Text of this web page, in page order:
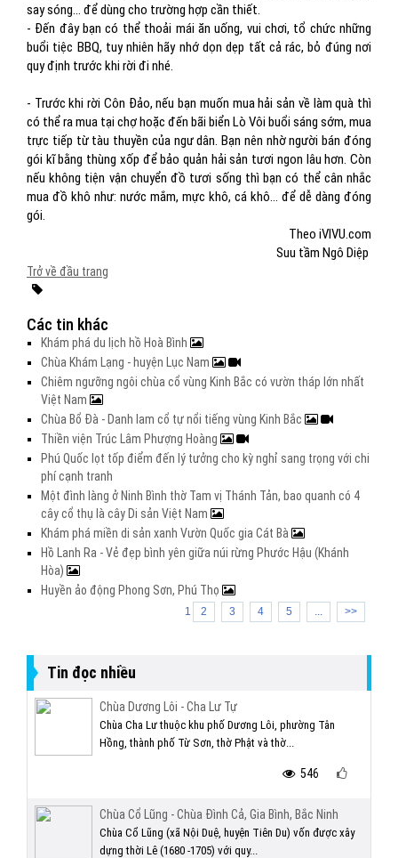
say sóng… để dùng cho trường hợp cần thiết.
- Đến đây bạn có thể thoải mái ăn uống, vui chơi, tổ chức những
buổi tiệc BBQ, tuy nhiên hãy nhớ dọn dẹp tất cả rác, bỏ đúng nơi
quy định trước khi rời đi nhé.
- Trước khi rời Côn Đảo, nếu bạn muốn mua hải sản về làm quà thì
có thể ra mua tại chợ hoặc đến bãi biển Lò Vôi buổi sáng sớm, mua
trực tiếp từ tàu thuyền của ngư dân. Bạn nên nhờ người bán đóng
gói kĩ bằng thùng xốp để bảo quản hải sản tươi ngon lâu hơn. Còn
nếu không tiện vận chuyển đồ tươi sống thì bạn có thể cân nhắc
mua đồ khô như: nước mắm, mực khô, cá khô… để dễ dàng đóng
gói.
Theo iVIVU.com
Suu tầm Ngô Diệp
Trở về đầu trang
Các tin khác
Khám phá du lịch hồ Hoà Bình
Chùa Khám Lạng - huyện Lục Nam
Chiêm ngưỡng ngôi chùa cổ vùng Kinh Bắc có vườn tháp lớn nhất
Việt Nam
Chùa Bổ Đà - Danh lam cổ tự nổi tiếng vùng Kinh Bắc
Thiền viện Trúc Lâm Phượng Hoàng
Phú Quốc lọt tốp điểm đến lý tưởng cho kỳ nghỉ sang trọng với chi
phí cạnh tranh
Một đình làng ở Ninh Bình thờ Tam vị Thánh Tản, bao quanh có 4
cây cổ thụ là cây Di sản Việt Nam
Khám phá miền di sản xanh Vườn Quốc gia Cát Bà
Hồ Lanh Ra - Vẻ đẹp bình yên giữa núi rừng Phước Hậu (Khánh
Hòa)
Huyền ảo động Phong Sơn, Phú Thọ
1 2 3 4 5 ... >>
Tin đọc nhiều
Chùa Dương Lôi - Cha Lư Tự
Chùa Cha Lư thuộc khu phố Dương Lôi, phường Tân
Hồng, thành phố Từ Sơn, thờ Phật và thờ...
546
Chùa Cổ Lũng - Chùa Đình Cả, Gia Bình, Bắc Ninh
Chùa Cổ Lũng (xã Nội Duệ, huyện Tiên Du) vốn được xây
dựng thời Lê (1680 -1705) với quy...